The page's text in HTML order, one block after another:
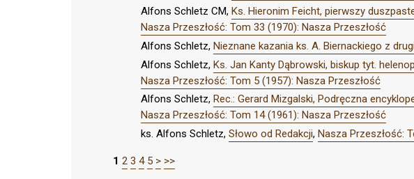
Alfons Schletz CM, Ks. Hieronim Feicht, pierwszy
Nasza Przeszłość: Tom 33 (1970): Nasza Przeszłość
Alfons Schletz, Nieznane kazania ks. A. Biernackiego z
Alfons Schletz, Ks. Jan Kanty Dąbrowski, biskup tyt.
Nasza Przeszłość: Tom 5 (1957): Nasza Przeszłość
Alfons Schletz, Rec.: Gerard Mizgalski, Podręczna
Nasza Przeszłość: Tom 14 (1961): Nasza Przeszłość
ks. Alfons Schletz, Słowo od Redakcji, Nasza Przeszłość:
1 2 3 4 5 > >>